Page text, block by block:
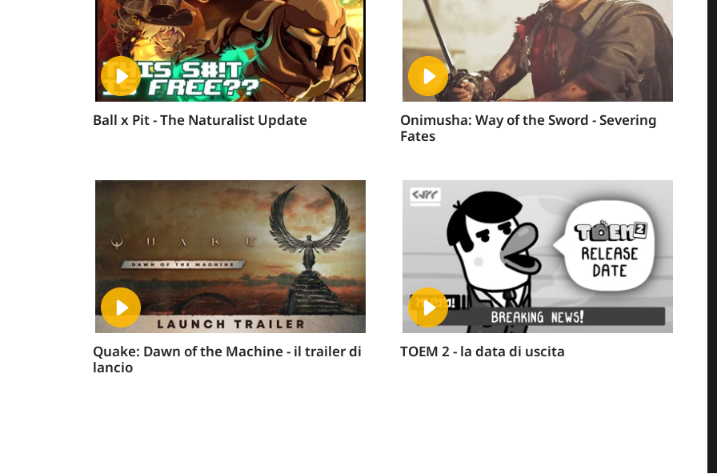
Ball x Pit - The Naturalist Update
Onimusha: Way of the Sword - Severing
Fates
Quake: Dawn of the Machine - il trailer di
lancio
TOEM 2 - la data di uscita